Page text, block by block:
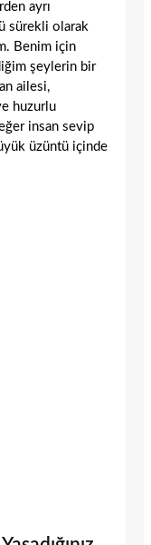
ayrı
sürekli olarak
Benim için
şeylerin bir
ailesi,
huzurlu
insan sevip
üzüntü içinde